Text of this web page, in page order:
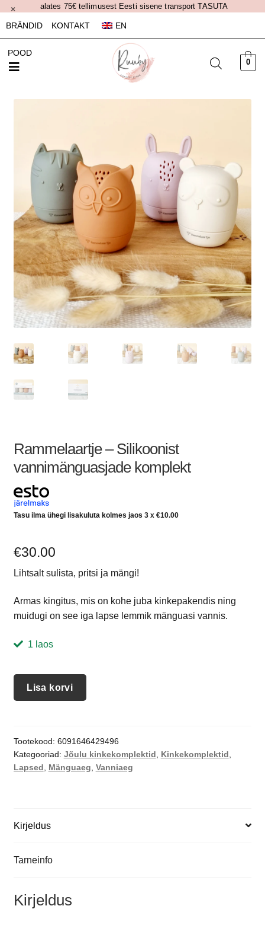
alates 75€ tellimusest Eesti sisene transport TASUTA
×
BRÄNDID
KONTAKT EN
POOD
0
Rammelaartje – Silikoonist
vannimänguasjade komplekt
Tasu ilma ühegi lisakuluta kolmes jaos 3 x €10.00
€30.00
Lihtsalt sulista, pritsi ja mängi!
Armas kingitus, mis on kohe juba kinkepakendis ning
muidugi on see iga lapse lemmik mänguasi vannis.
1 laos
Lisa korvi
Tootekood: 6091646429496
Kategooriad: Jõulu kinkekomplektid Kinkekomplektid
Lapsed
Mänguaeg Vanniaeg
Kirjeldus
Tarneinfo
Kirjeldus